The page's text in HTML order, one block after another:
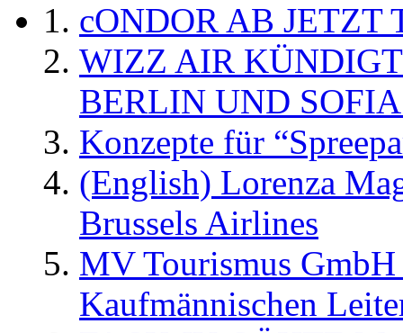
cONDOR AB
WIZZ AIR
BERLIN UND
Konzepte für
(English) Lorenza
Brussels Airlines
MV Tourismus
Kaufmännischen